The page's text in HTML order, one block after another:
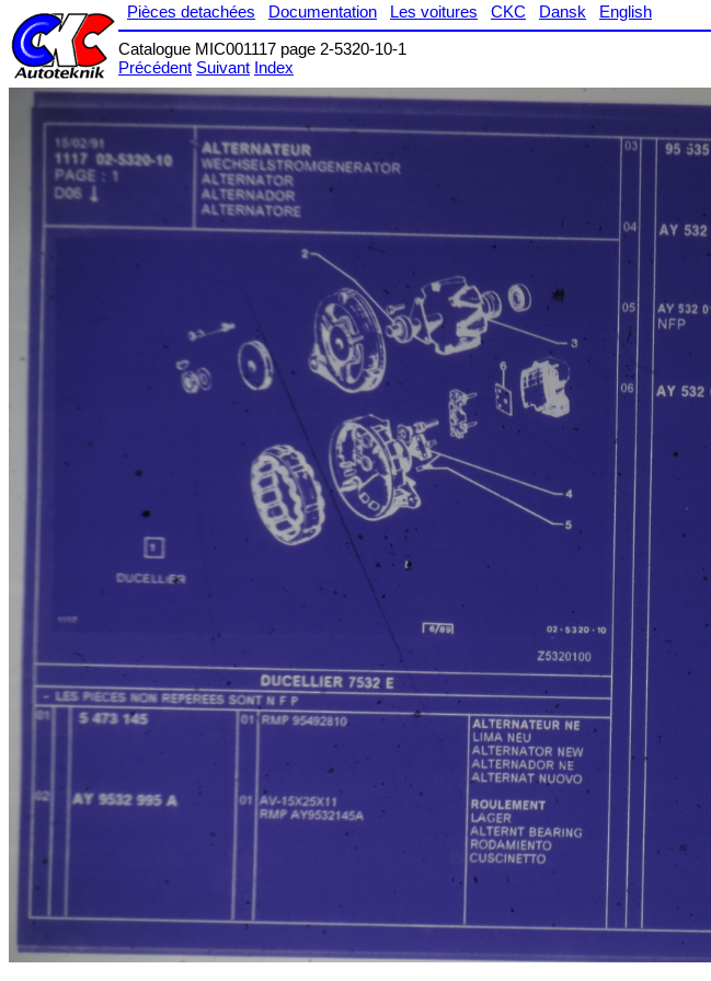
Pièces detachées Documentation Les voitures CKC Dansk
English
Catalogue MIC001117 page 2-5320-10-1
Précédent Suivant Index